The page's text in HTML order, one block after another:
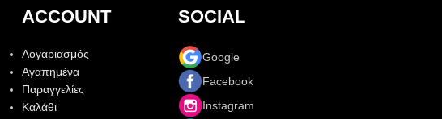
ACCOUNT
Λογαριασμός
Αγαπημένα
Παραγγελίες
Καλάθι
SOCIAL
Google
Facebook
Instagram